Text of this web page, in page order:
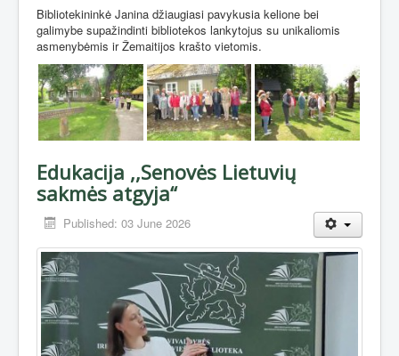
Bibliotekininkė Janina džiaugiasi pavykusia kelione bei
galimybe supažindinti bibliotekos lankytojus su unikaliomis
asmenybėmis ir Žemaitijos krašto vietomis.
Edukacija ,,Senovės Lietuvių
sakmės atgyja“
Published: 03 June 2026